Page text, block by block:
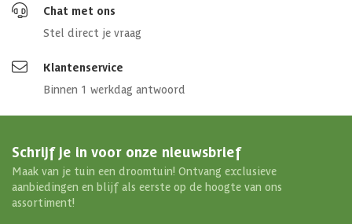
Chat met ons
Stel direct je vraag
Klantenservice
Binnen 1 werkdag antwoord
Schrijf je in voor onze nieuwsbrief
Maak van je tuin een droomtuin! Ontvang exclusieve
aanbiedingen en blijf als eerste op de hoogte van ons
assortiment!